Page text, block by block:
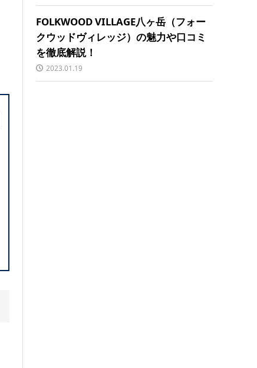
FOLKWOOD VILLAGE八ヶ岳（フォー
クウッドヴィレッジ）の魅力や口コミ
を徹底解説！
2023.01.19